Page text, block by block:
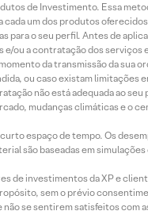
de Investimento. Essa
um dos produtos
para o seu perfil. Antes de
ou a contratação dos serviços
da transmissão da sua
ou caso existam limitações
não está adequada ao
mudanças climáticas e o
espaço de tempo. Os
são baseadas em
de investimentos da XP e
sem o prévio
se sentirem satisfeitos com